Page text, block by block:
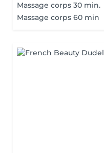
Massage corps 30 min.
Massage corps 60 min